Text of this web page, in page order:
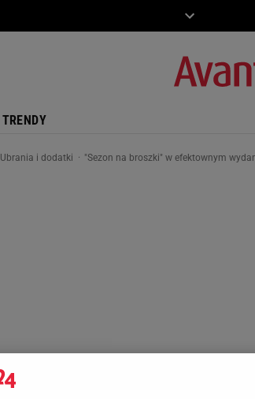
TRENDY
Ubrania i dodatki "Sezon na broszki" w efektownym